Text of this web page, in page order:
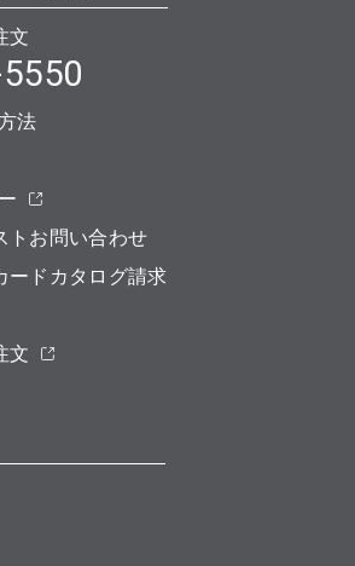
文
法
トお問い合わせ
ードカタログ請求
文